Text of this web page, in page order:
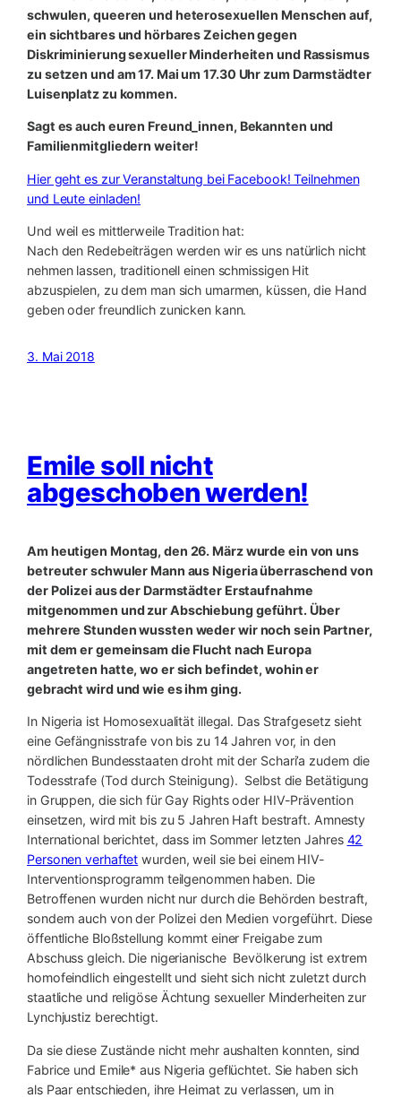
schwulen, queeren und heterosexuellen Menschen auf,
ein sichtbares und hörbares Zeichen gegen
Diskriminierung sexueller Minderheiten und Rassismus
zu setzen und am 17. Mai um 17.30 Uhr zum Darmstädter
Luisenplatz zu kommen.
Sagt es auch euren Freund_innen, Bekannten und
Familienmitgliedern weiter!
Hier geht es zur Veranstaltung bei Facebook! Teilnehmen
und Leute einladen!
Und weil es mittlerweile Tradition hat:
Nach den Redebeiträgen werden wir es uns natürlich nicht
nehmen lassen, traditionell einen schmissigen Hit
abzuspielen, zu dem man sich umarmen, küssen, die Hand
geben oder freundlich zunicken kann.
3. Mai 2018
Emile soll nicht
abgeschoben werden!
Am heutigen Montag, den 26. März wurde ein von uns
betreuter schwuler Mann aus Nigeria überraschend von
der Polizei aus der Darmstädter Erstaufnahme
mitgenommen und zur Abschiebung geführt. Über
mehrere Stunden wussten weder wir noch sein Partner,
mit dem er gemeinsam die Flucht nach Europa
angetreten hatte, wo er sich befindet, wohin er
gebracht wird und wie es ihm ging.
In Nigeria ist Homosexualität illegal. Das Strafgesetz sieht
eine Gefängnisstrafe von bis zu 14 Jahren vor, in den
nördlichen Bundesstaaten droht mit der Schari’a zudem die
Todesstrafe (Tod durch Steinigung). Selbst die Betätigung
in Gruppen, die sich für Gay Rights oder HIV-Prävention
einsetzen, wird mit bis zu 5 Jahren Haft bestraft. Amnesty
International berichtet, dass im Sommer letzten Jahres 42
Personen verhaftet wurden, weil sie bei einem HIV-
Interventionsprogramm teilgenommen haben. Die
Betroffenen wurden nicht nur durch die Behörden bestraft,
sondern auch von der Polizei den Medien vorgeführt. Diese
öffentliche Bloßstellung kommt einer Freigabe zum
Abschuss gleich. Die nigerianische Bevölkerung ist extrem
homofeindlich eingestellt und sieht sich nicht zuletzt durch
staatliche und religöse Ächtung sexueller Minderheiten zur
Lynchjustiz berechtigt.
Da sie diese Zustände nicht mehr aushalten konnten, sind
Fabrice und Emile* aus Nigeria geflüchtet. Sie haben sich
als Paar entschieden, ihre Heimat zu verlassen, um in